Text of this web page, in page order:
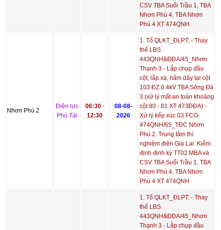
CSV TBA Suối Trầu 1, TBA
Nhơn Phú 4, TBA Nhơn
Phú 4 XT 474QNH
Nhơn Phú 2
Điện lực
Phú Tài
06:30-
12:30
08-08-
2026
1. Tổ QLKT_ĐLPT: - Thay
thế LBS
443QNH&ĐĐA/45_Nhơn
Thạnh 3 - Lắp chụp đầu
cột, lắp xà, hãm dây tại cột
103 ĐZ 0.4kV TBA Sông Đà
3 (xử lý mất an toàn khoảng
cột 80 - 81 XT 473ĐĐA) -
Xử lý tiếp xúc 03 FCO-
474QNH/65_TĐC Nhơn
Phú 2. Trung tâm thí
nghiệm điện Gia Lai: Kiểm
định định kỳ TT02 MBA và
CSV TBA Suối Trầu 1, TBA
Nhơn Phú 4, TBA Nhơn
Phú 4 XT 474QNH
1. Tổ QLKT_ĐLPT: - Thay
thế LBS
443QNH&ĐĐA/45_Nhơn
Thạnh 3 - Lắp chụp đầu